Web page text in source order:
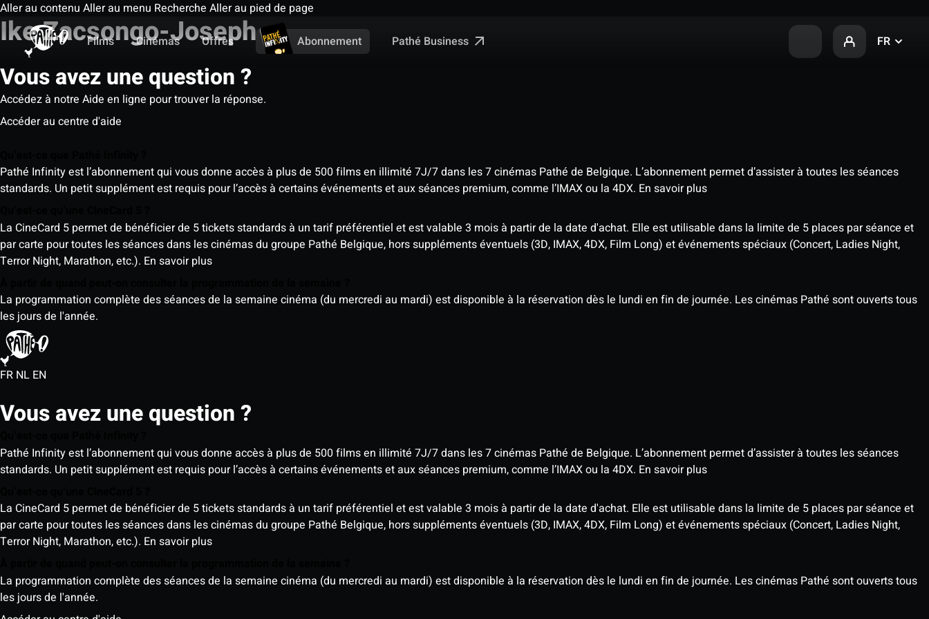
Aller au contenu Aller au menu Recherche Aller au pied de page
Films
Cinémas Offres Abonnement Pathé Business FR
Ike Zacsongo-Joseph
Vous avez une question ?
Accédez à notre Aide en ligne pour trouver la réponse.
Accéder au centre d'aide
Pathé Infinity est l’abonnement qui vous donne accès à plus de 500 films en illimité 7J/7 dans les 7 cinémas Pathé de Belgique. L’abonnement permet d’assister à toutes les séances
standards. Un petit supplément est requis pour l’accès à certains événements et aux séances premium, comme l’IMAX ou la 4DX. En savoir plus
La CineCard 5 permet de bénéficier de 5 tickets standards à un tarif préférentiel et est valable 3 mois à partir de la date d'achat. Elle est utilisable dans la limite de 5 places par séance et
par carte pour toutes les séances dans les cinémas du groupe Pathé Belgique, hors suppléments éventuels (3D, IMAX, 4DX, Film Long) et événements spéciaux (Concert, Ladies Night,
Terror Night, Marathon, etc.). En savoir plus
La programmation complète des séances de la semaine cinéma (du mercredi au mardi) est disponible à la réservation dès le lundi en fin de journée. Les cinémas Pathé sont ouverts tous
les jours de l'année.
FR NL EN
Vous avez une question ?
Pathé Infinity est l’abonnement qui vous donne accès à plus de 500 films en illimité 7J/7 dans les 7 cinémas Pathé de Belgique. L’abonnement permet d’assister à toutes les séances
standards. Un petit supplément est requis pour l’accès à certains événements et aux séances premium, comme l’IMAX ou la 4DX. En savoir plus
La CineCard 5 permet de bénéficier de 5 tickets standards à un tarif préférentiel et est valable 3 mois à partir de la date d'achat. Elle est utilisable dans la limite de 5 places par séance et
par carte pour toutes les séances dans les cinémas du groupe Pathé Belgique, hors suppléments éventuels (3D, IMAX, 4DX, Film Long) et événements spéciaux (Concert, Ladies Night,
Terror Night, Marathon, etc.). En savoir plus
La programmation complète des séances de la semaine cinéma (du mercredi au mardi) est disponible à la réservation dès le lundi en fin de journée. Les cinémas Pathé sont ouverts tous
les jours de l'année.